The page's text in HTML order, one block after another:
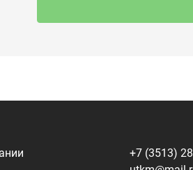
и оплата
ул.
конфиденциальности